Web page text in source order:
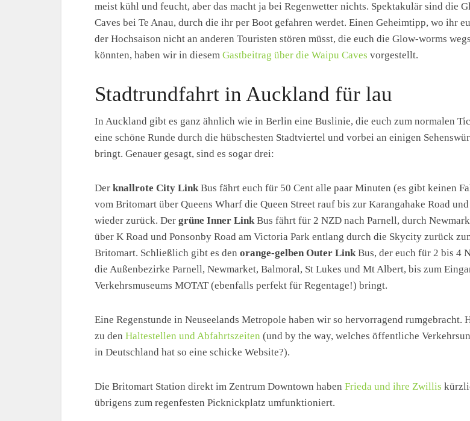
meist kühl und feucht, aber das macht ja bei Regenwetter nichts. Spektakulär sind die
Caves bei Te Anau, durch die ihr per Boot gefahren werdet. Einen Geheimtipp, wo ihr
der Hochsaison nicht an anderen Touristen stören müsst, die euch die Glow-worms
könnten, haben wir in diesem Gastbeitrag über die Waipu Caves vorgestellt.
Stadtrundfahrt in Auckland für lau
In Auckland gibt es ganz ähnlich wie in Berlin eine Buslinie, die euch zum normalen
eine schöne Runde durch die hübschesten Stadtviertel und vorbei an einigen
bringt. Genauer gesagt, sind es sogar drei:
Der knallrote City LinkBus fährt euch für 50 Cent alle paar Minuten (es gibt keinen
vom Britomart über Queens Wharf die Queen Street rauf bis zur Karangahake Road
wieder zurück. Der grüne Inner LinkBus fährt für 2 NZD nach Parnell, durch
über K Road und Ponsonby Road am Victoria Park entlang durch die Skycity zurück
Britomart. Schließlich gibt es den orange-gelben Outer LinkBus, der euch für 2 bis 4
die Außenbezirke Parnell, Newmarket, Balmoral, St Lukes und Mt Albert, bis zum
Verkehrsmuseums MOTAT (ebenfalls perfekt für Regentage!) bringt.
Eine Regenstunde in Neuseelands Metropole haben wir so hervorragend rumgebracht.
zu den Haltestellen und Abfahrtszeiten (und by the way, welches öffentliche
in Deutschland hat so eine schicke Website?).
Die Britomart Station direkt im Zentrum Downtown haben Frieda und ihre Zwillis
übrigens zum regenfesten Picknickplatz umfunktioniert.